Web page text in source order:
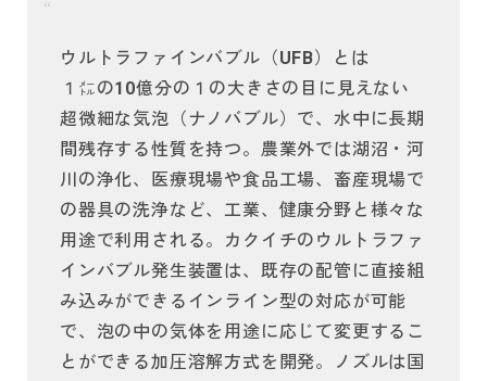
ウルトラファインバブル（UFB）とは
１㍍の10億分の１の大きさの目に見えない
超微細な気泡（ナノバブル）で、水中に長期
間残存する性質を持つ。農業外では湖沼・河
川の浄化、医療現場や食品工場、畜産現場で
の器具の洗浄など、工業、健康分野と様々な
用途で利用される。カクイチのウルトラファ
インバブル発生装置は、既存の配管に直接組
み込みができるインライン型の対応が可能
で、泡の中の気体を用途に応じて変更するこ
とができる加圧溶解方式を開発。ノズルは国